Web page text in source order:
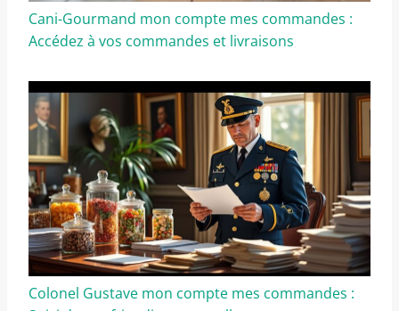
Cani-Gourmand mon compte mes commandes :
Accédez à vos commandes et livraisons
Colonel Gustave mon compte mes commandes :